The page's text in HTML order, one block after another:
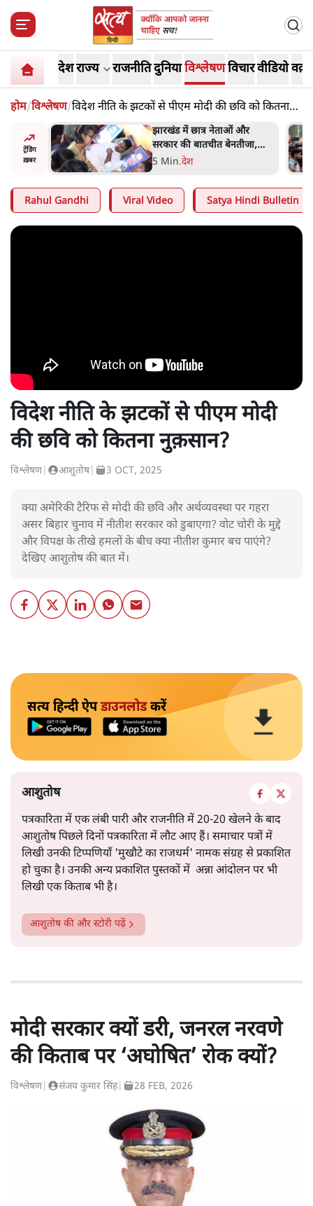
देशराज्य राजनीतिदुनियाविश्लेषणविचारवीडियो
होम/विश्लेषण/विदेश नीति के झटकों से पीएम मोदी की छवि को कितना
नुक़सान?
ट्रेंडिंग
ख़बर
'Kya
चुनाव
झारखंड में छात्र नेताओं और
सरकार की बातचीत बेनतीजा,
आंदोलन जारी
5 Min.देश
Rahul Gandhi Viral Video Satya Hindi Bulletin
विदेश नीति के झटकों से पीएम मोदी
की छवि को कितना नुक़सान?
विश्लेषण| आशुतोष| 3 OCT, 2025
क्या अमेरिकी टैरिफ से मोदी की छवि और अर्थव्यवस्था पर गहरा
असर बिहार चुनाव में नीतीश सरकार को डुबाएगा? वोट चोरी के मुद्दे
और विपक्ष के तीखे हमलों के बीच क्या नीतीश कुमार बच पाएंगे?
देखिए आशुतोष की बात में।
सत्य हिन्दी ऐपडाउनलोडकरें
आशुतोष
पत्रकारिता में एक लंबी पारी और राजनीति में 20-20 खेलने के बाद
आशुतोष पिछले दिनों पत्रकारिता में लौट आए हैं। समाचार पत्रों में
लिखी उनकी टिप्पणियाँ 'मुखौटे का राजधर्म' नामक संग्रह से प्रकाशित
हो चुका है। उनकी अन्य प्रकाशित पुस्तकों में अन्ना आंदोलन पर भी
लिखी एक किताब भी है।
आशुतोषकी और स्टोरी पढ़ें
मोदी सरकार क्यों डरी, जनरल नरवणे
की किताब पर ‘अघोषित’ रोक क्यों?
विश्लेषण| संजय कुमार सिंह| 28 FEB, 2026